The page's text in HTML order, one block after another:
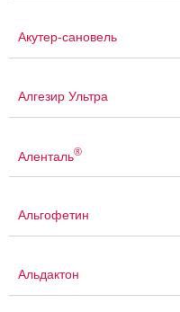
Акутер-сановель
Алгезир Ультра
Аленталь®
Альгофетин
Альдактон